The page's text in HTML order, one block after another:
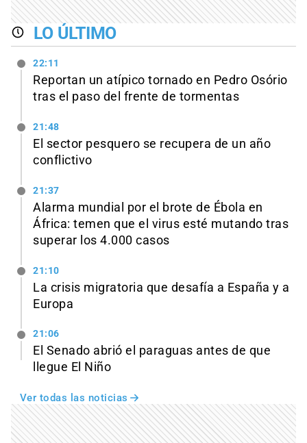
LO ÚLTIMO
22:11
Reportan un atípico tornado en Pedro Osório
tras el paso del frente de tormentas
21:48
El sector pesquero se recupera de un año
conflictivo
21:37
Alarma mundial por el brote de Ébola en
África: temen que el virus esté mutando tras
superar los 4.000 casos
21:10
La crisis migratoria que desafía a España y a
Europa
21:06
El Senado abrió el paraguas antes de que
llegue El Niño
Ver todas las noticias